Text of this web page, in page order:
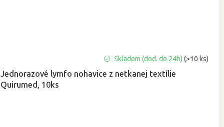
Jednorazové lymfo nohavice z netkanej textílie
Quirumed, 10ks
hodnotenie
produktu
je
Skladom (dod. do 24h)(>10 ks)